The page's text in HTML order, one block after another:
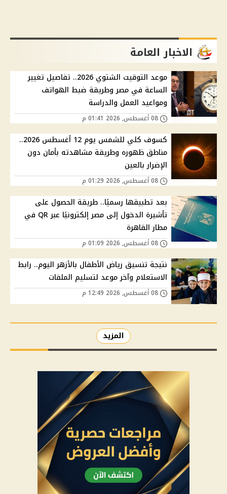
الاخبار العامة
موعد التوقيت الشتوي 2026.. تفاصيل تغيير
الساعة في مصر وطريقة ضبط الهواتف
ومواعيد العمل والدراسة
كسوف كلي للشمس يوم 12 أغسطس 2026..
مناطق ظهوره وطريقة مشاهدته بأمان دون
الإضرار بالعين
بعد تطبيقها رسميًا.. طريقة الحصول على
تأشيرة الدخول إلى مصر إلكترونيًا عبر QR في
مطار القاهرة
نتيجة تنسيق رياض الأطفال بالأزهر اليوم.. رابط
الاستعلام وآخر موعد لتسليم الملفات
المزيد